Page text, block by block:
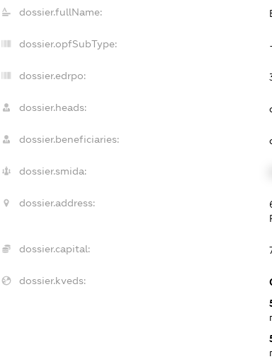
dossier.fullName:
dossier.opfSubType:
dossier.edrpo:
dossier.heads:
dossier.beneficiaries:
dossier.smida:
dossier.address:
dossier.capital:
dossier.kveds: